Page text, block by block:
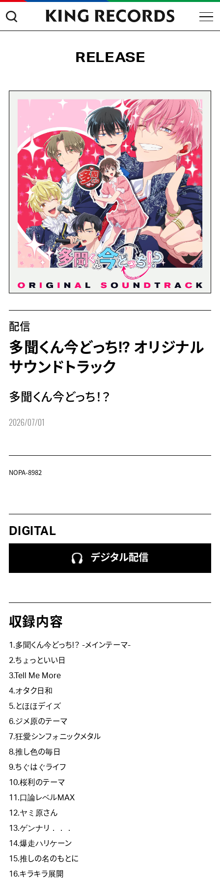
RELEASE
配信
多聞くん今どっち!? オリジナル
サウンドトラック
多聞くん今どっち！？
2026/07/01
NOPA-8982
DIGITAL
デジタル配信
収録内容
1.多聞くん今どっち!？ -メインテーマ-
2.ちょっといい日
3.Tell Me More
4.オタク日和
5.とほほデイズ
6.ジメ原のテーマ
7.狂愛シンフォニックメタル
8.推し色の毎日
9.ちぐはぐライフ
10.桜利のテーマ
11.口論レベルMAX
12.ヤミ原さん
13.ゲンナリ．．．
14.爆走ハリケーン
15.推しの名のもとに
16.キラキラ展開